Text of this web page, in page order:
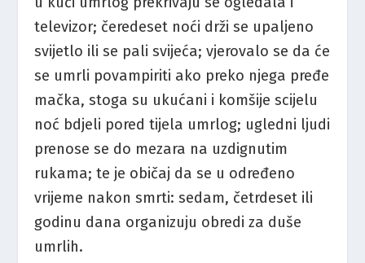
televizor; čeredeset noći drži se upaljeno
svijetlo ili se pali svijeća; vjerovalo se da će
se umrli povampiriti ako preko njega pređe
mačka, stoga su ukućani i komšije scijelu
noć bdjeli pored tijela umrlog; ugledni ljudi
prenose se do mezara na uzdignutim
rukama; te je običaj da se u određeno
vrijeme nakon smrti: sedam, četrdeset ili
godinu dana organizuju obredi za duše
umrlih.